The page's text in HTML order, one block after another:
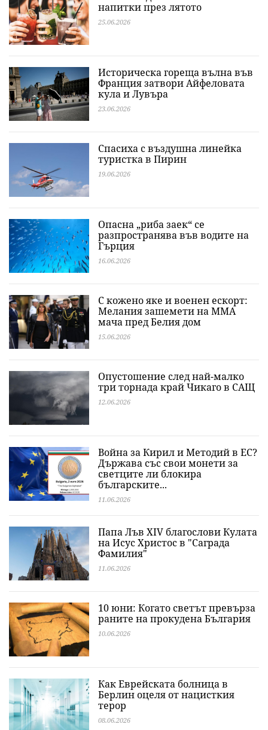
напитки през лятото
25.06.2026
Историческа гореща вълна във
Франция затвори Айфеловата
кула и Лувъра
23.06.2026
Спасиха с въздушна линейка
туристка в Пирин
19.06.2026
Опасна „риба заек“ се
разпространява във водите на
Гърция
16.06.2026
С кожено яке и военен ескорт:
Мелания зашемети на MMA
мача пред Белия дом
15.06.2026
Опустошение след най-малко
три торнада край Чикаго в САЩ
12.06.2026
Война за Кирил и Методий в ЕС?
Държава със свои монети за
светците ли блокира
българските...
11.06.2026
Папа Лъв XIV благослови Кулата
на Исус Христос в "Саграда
Фамилия"
11.06.2026
10 юни: Когато светът превърза
раните на прокудена България
10.06.2026
Как Еврейската болница в
Берлин оцеля от нацисткия
терор
08.06.2026